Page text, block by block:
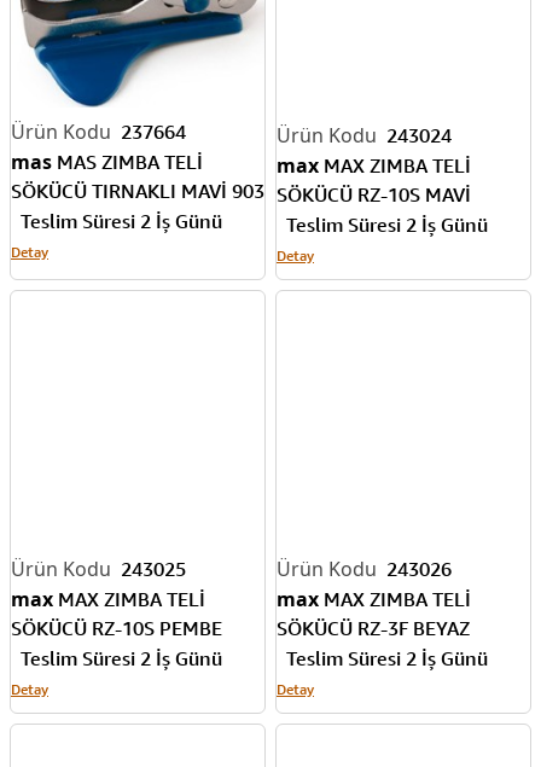
237664
mas MAS ZIMBA TELİ
SÖKÜCÜ TIRNAKLI MAVİ 903
Teslim Süresi 2 İş Günü
Detay
243024
max MAX ZIMBA TELİ
SÖKÜCÜ RZ-10S MAVİ
Teslim Süresi 2 İş Günü
Detay
243025
max MAX ZIMBA TELİ
SÖKÜCÜ RZ-10S PEMBE
Teslim Süresi 2 İş Günü
Detay
243026
max MAX ZIMBA TELİ
SÖKÜCÜ RZ-3F BEYAZ
Teslim Süresi 2 İş Günü
Detay